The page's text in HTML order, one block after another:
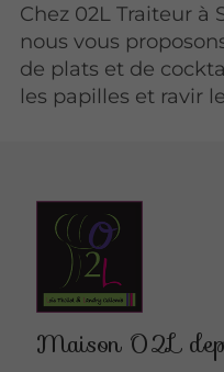
Chez 02L Traiteur
nous vous
de plats et de
les papilles et ravir
Maison O2L